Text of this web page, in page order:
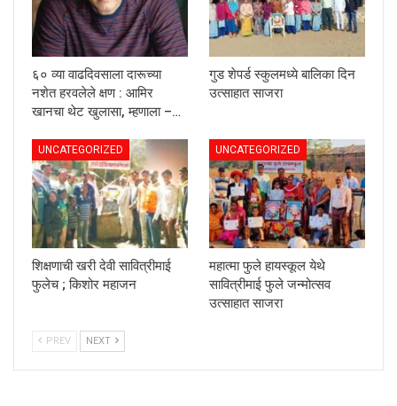
६० व्या वाढदिवसाला दारूच्या
नशेत हरवलेले क्षण : आमिर
खानचा थेट खुलासा, म्हणाला –…
गुड शेपर्ड स्कुलमध्ये बालिका दिन
उत्साहात साजरा
UNCATEGORIZED
शिक्षणाची खरी देवी सावित्रीमाई
फुलेच ; किशोर महाजन
UNCATEGORIZED
महात्मा फुले हायस्कूल येथे
सावित्रीमाई फुले जन्मोत्सव
उत्साहात साजरा
PREV NEXT